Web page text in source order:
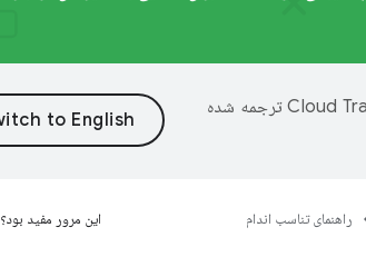
ترجمه شده
راهنمای تناسب اندام این مرور مفید بود؟